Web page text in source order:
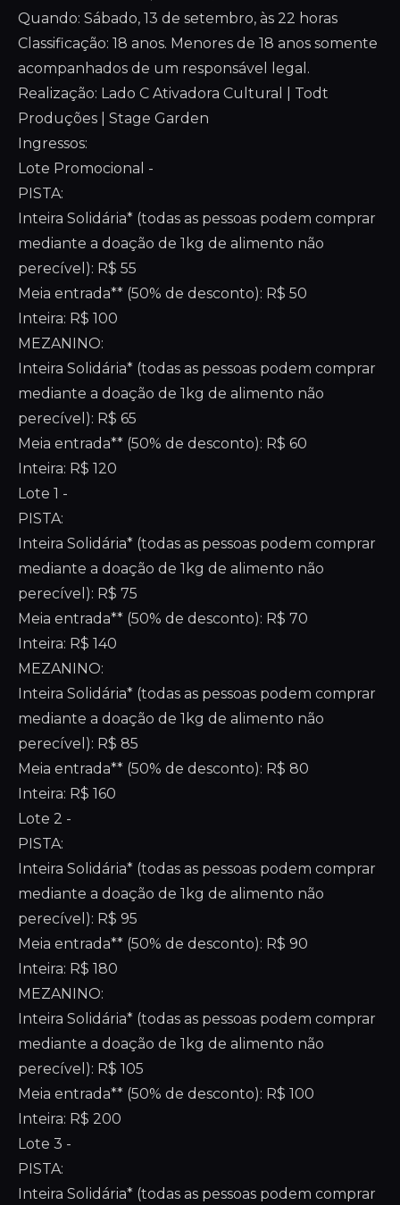
Quando: Sábado, 13 de setembro, às 22 horas
Classificação: 18 anos. Menores de 18 anos somente
acompanhados de um responsável legal.
Realização: Lado C Ativadora Cultural | Todt
Produções | Stage Garden
Ingressos:
Lote Promocional -
PISTA:
Inteira Solidária* (todas as pessoas podem comprar
mediante a doação de 1kg de alimento não
perecível): R$ 55
Meia entrada** (50% de desconto): R$ 50
Inteira: R$ 100
MEZANINO:
Inteira Solidária* (todas as pessoas podem comprar
mediante a doação de 1kg de alimento não
perecível): R$ 65
Meia entrada** (50% de desconto): R$ 60
Inteira: R$ 120
Lote 1 -
PISTA:
Inteira Solidária* (todas as pessoas podem comprar
mediante a doação de 1kg de alimento não
perecível): R$ 75
Meia entrada** (50% de desconto): R$ 70
Inteira: R$ 140
MEZANINO:
Inteira Solidária* (todas as pessoas podem comprar
mediante a doação de 1kg de alimento não
perecível): R$ 85
Meia entrada** (50% de desconto): R$ 80
Inteira: R$ 160
Lote 2 -
PISTA:
Inteira Solidária* (todas as pessoas podem comprar
mediante a doação de 1kg de alimento não
perecível): R$ 95
Meia entrada** (50% de desconto): R$ 90
Inteira: R$ 180
MEZANINO:
Inteira Solidária* (todas as pessoas podem comprar
mediante a doação de 1kg de alimento não
perecível): R$ 105
Meia entrada** (50% de desconto): R$ 100
Inteira: R$ 200
Lote 3 -
PISTA:
Inteira Solidária* (todas as pessoas podem comprar